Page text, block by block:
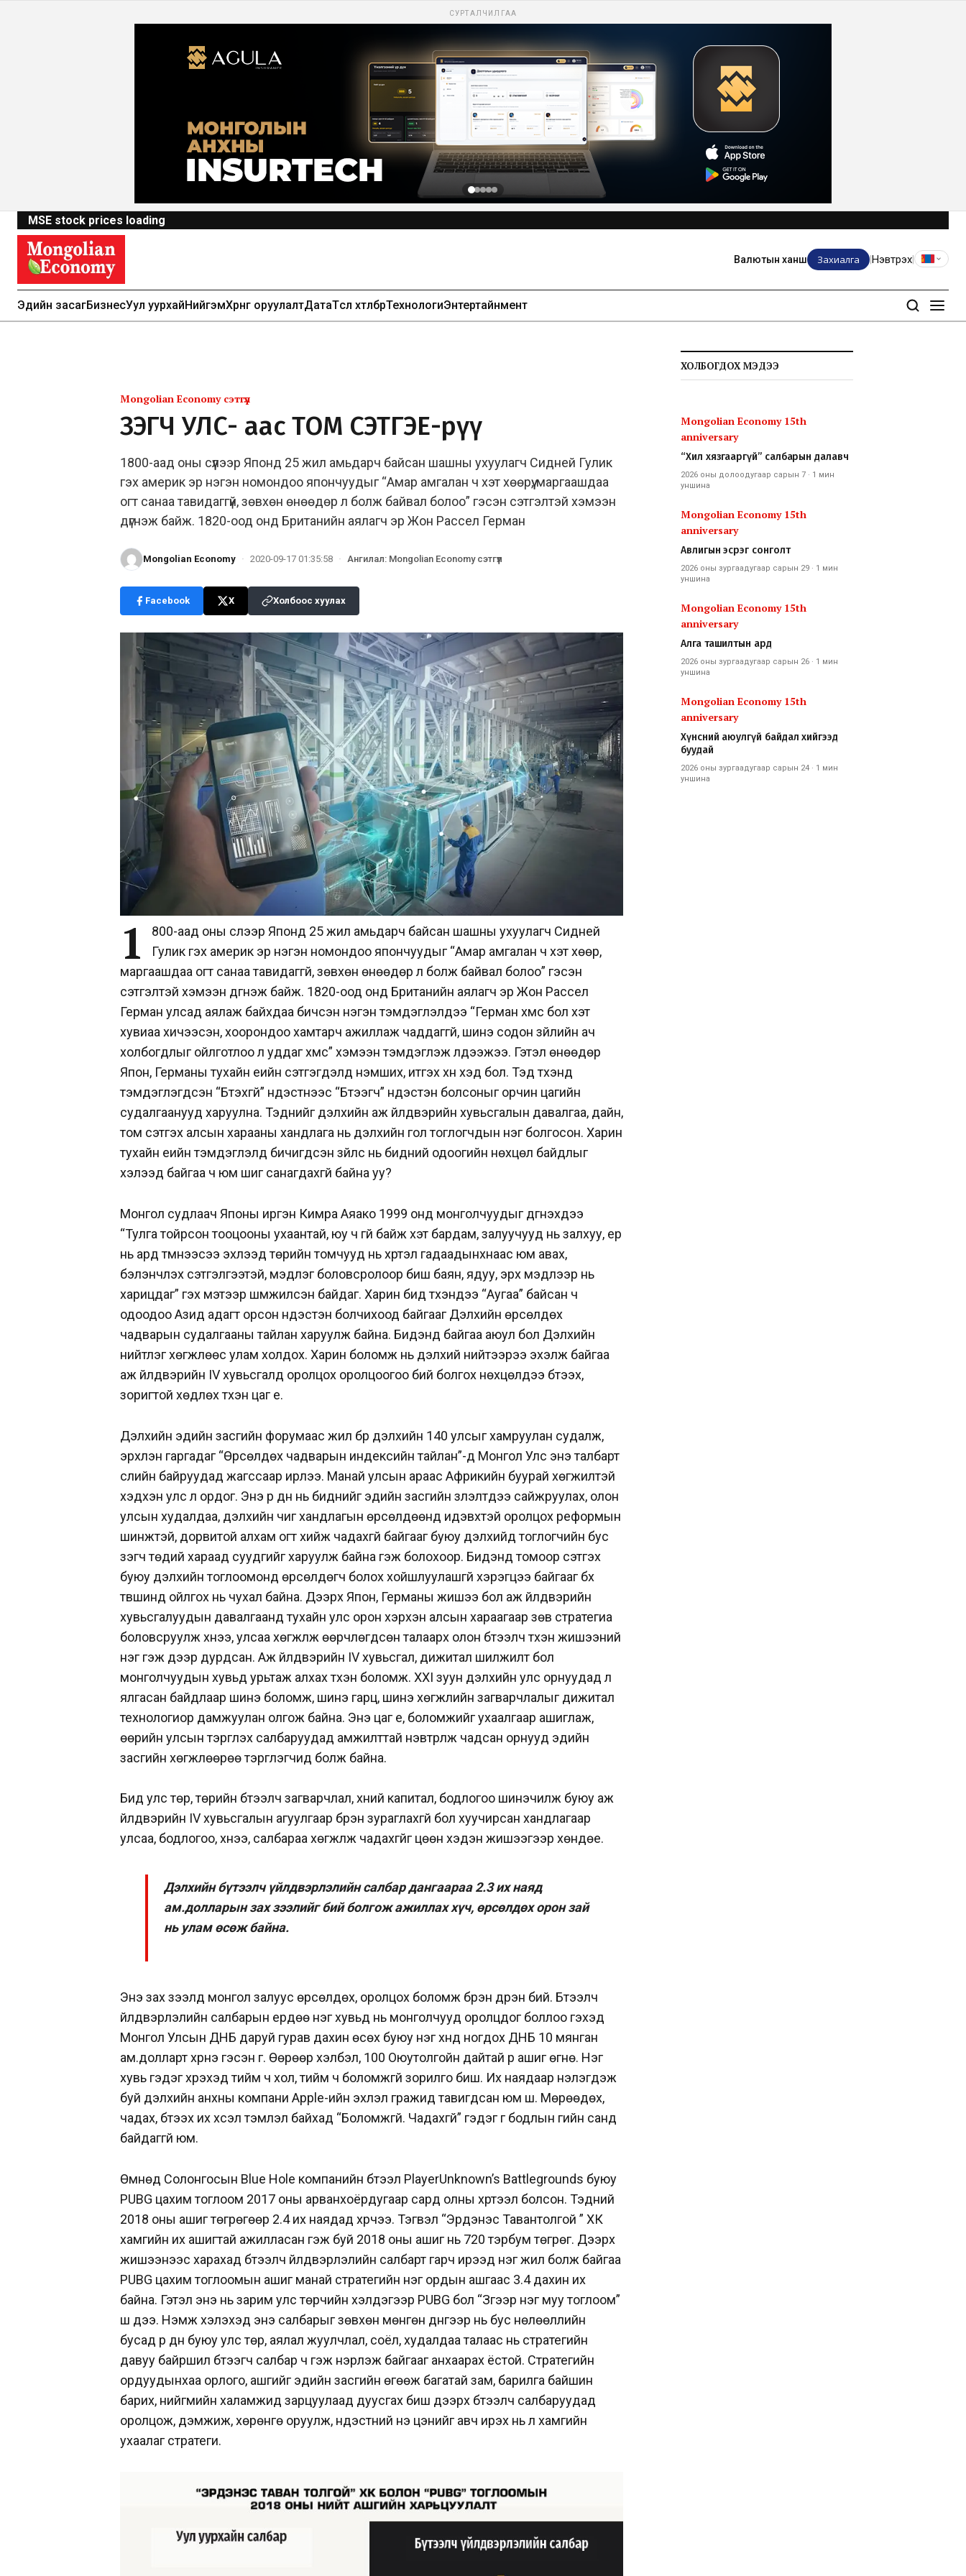
СУРТАЛЧИЛГАА
MSE stock prices loading
Валютын ханш Захиалга Нэвтрэх
Эдийн засагБизнесУул уурхайНийгэмХөрөнгө оруулалтДатаТөсөл хөтөлбөрТехнологиЭнтертайнмент
Mongolian Economy сэтгүүл
ҮЗЭГЧ УЛС- аас ТОМ СЭТГЭЕ-рүү
1800-аад оны сүүлээр Японд 25 жил амьдарч байсан шашны ухуулагч Сидней Гулик
гэх америк эр нэгэн номондоо япончуудыг “Амар амгалан ч хэт хөөрүү, маргаашдаа
огт санаа тавидаггүй, зөвхөн өнөөдөр л болж байвал болоо” гэсэн сэтгэлтэй хэмээн
дүгнэж байж. 1820-оод онд Британийн аялагч эр Жон Рассел Герман
Mongolian Economy · 2020-09-17 01:35:58 · Ангилал: Mongolian Economy сэтгүүл
Facebook X Холбоос хуулах
1
800-аад оны сүүлээр Японд 25 жил амьдарч байсан шашны ухуулагч Сидней
Гулик гэх америк эр нэгэн номондоо япончуудыг “Амар амгалан ч хэт хөөрүү,
маргаашдаа огт санаа тавидаггүй, зөвхөн өнөөдөр л болж байвал болоо” гэсэн
сэтгэлтэй хэмээн дүгнэж байж. 1820-оод онд Британийн аялагч эр Жон Рассел
Герман улсад аялаж байхдаа бичсэн нэгэн тэмдэглэлдээ “Герман хүмүүс бол хэт
хувиaа хичээсэн, хоорондоо хамтарч ажиллаж чаддаггүй, шинэ содон зүйлийн ач
холбогдлыг ойлготлоо л уддаг хүмүүс” хэмээн тэмдэглэж үлдээжээ. Гэтэл өнөөдөр
Япон, Германы тухайн үеийн сэтгэгдэлд үнэмших, итгэх хүн хэд бол. Тэд түүхэнд
тэмдэглэгдсэн “Бүтэхгүй” үндэстнээс “Бүтээгч” үндэстэн болсоныг орчин цагийн
судалгаанууд харуулна. Тэднийг дэлхийн аж үйлдвэрийн хувьсгалын давалгаа, дайн,
том сэтгэх алсын харааны хандлага нь дэлхийн гол тоглогчдын нэг болгосон. Харин
тухайн үеийн тэмдэглэлд бичигдсэн зүйлс нь бидний одоогийн нөхцөл байдлыг
хэлээд байгаа ч юм шиг санагдахгүй байна уу?
Монгол судлаач Японы иргэн Кимүра Аяако 1999 онд монголчуудыг дүгнэхдээ
“Тулга тойрсон тооцооны ухаантай, юу ч үгүй байж хэт бардам, залуучууд нь залхуу, ер
нь ард түмнээсээ эхлээд төрийн томчууд нь хүртэл гадаадынхнаас юм авах,
бэлэнчлэх сэтгэлгээтэй, мэдлэг боловсролоор биш баян, ядуу, эрх мэдлээр нь
харицдаг” гэх мэтээр шүүмжилсэн байдаг. Харин бид түүхэндээ “Аугаа” байсан ч
одоодоо Азид адагт орсон үндэстэн болчихоод байгааг Дэлхийн өрсөлдөх
чадварын судалгааны тайлан харуулж байна. Бидэнд байгаа аюул бол Дэлхийн
нийтлэг хөгжлөөс улам холдох. Харин боломж нь дэлхий нийтээрээ эхэлж байгаа
аж үйлдвэрийн IV хувьсгалд оролцох оролцоогоо бий болгох нөхцөлүүдээ бүтээх,
зоригтой хөдлөх түүхэн цаг үе.
Дэлхийн эдийн засгийн форумаас жил бүр дэлхийн 140 улсыг хамруулан судалж,
эрхлэн гаргадаг “Өрсөлдөх чадварын индексийн тайлан”-д Монгол Улс энэ талбарт
сүүлийн байруудад жагссаар ирлээ. Манай улсын араас Африкийн буурай хөгжилтэй
хэдхэн улс л ордог. Энэ үр дүн нь биднийг эдийн засгийн үзүүлэлтүүдээ сайжруулах, олон
улсын худалдаа, дэлхийн чиг хандлагын өрсөлдөөнд идэвхтэй оролцох реформын
шинжтэй, дорвитой алхам огт хийж чадахгүй байгааг буюу дэлхийд тоглогчийн бус
үзэгч төдий хараад суудгийг харуулж байна гэж болохоор. Бидэнд томоор сэтгэх
буюу дэлхийн тоглоомонд өрсөлдөгч болох хойшлуулашгүй хэрэгцээ байгааг бүх
түвшинд ойлгох нь чухал байна. Дээрх Япон, Германы жишээ бол аж үйлдвэрийн
хувьсгалуудын давалгаанд тухайн улс орон хэрхэн алсын хараагаар зөв стратегиа
боловсруулж хүнээ, улсаа хөгжүүлж өөрчлөгдсөн талаарх олон бүтээлч түүхэн жишээний
нэг гэж дээр дурдсан. Аж үйлдвэрийн IV хувьсгал, дижитал шилжилт бол
монголчуудын хувьд урьтаж алхах түүхэн боломж. XXI зуун дэлхийн улс орнуудад үл
ялгасан байдлаар шинэ боломж, шинэ гарц, шинэ хөгжлийн загварчлалыг дижитал
технологиор дамжуулан олгож байна. Энэ цаг үе, боломжийг ухаалгаар ашиглаж,
өөрийн улсын тэргүүлэх салбаруудад амжилттай нэвтрүүлж чадсан орнууд эдийн
засгийн хөгжлөөрөө тэргүүлэгчид болж байна.
Бид улс төр, төрийн бүтээлч загварчлал, хүний капитал, бодлогоо шинэчилж буюу аж
үйлдвэрийн IV хувьсгалын агуулгаар бүрэн зураглахгүй бол хуучирсан хандлагаар
улсаа, бодлогоо, хүнээ, салбараа хөгжүүлж чадахгүйг цөөн хэдэн жишээгээр хөндөе.
Дэлхийн бүтээлч үйлдвэрлэлийн салбар дангаараа 2.3 их наяд
ам.долларын зах зээлийг бий болгож ажиллах хүч, өрсөлдөх орон зай
нь улам өсөж байна.
Энэ зах зээлд монгол залуус өрсөлдөх, оролцох боломж бүрэн дүүрэн бий. Бүтээлч
үйлдвэрлэлийн салбарын ердөө нэг хувьд нь монголчууд оролцдог боллоо гэхэд
Монгол Улсын ДНБ даруй гурав дахин өсөх буюу нэг хүнд ногдох ДНБ 10 мянган
ам.долларт хүрнэ гэсэн үг. Өөрөөр хэлбэл, 100 Оюутолгойн дайтай үр ашиг өгнө. Нэг
хувь гэдэг хүрэхэд тийм ч хол, тийм ч боломжгүй зорилго биш. Их наядаар үнэлэгдэж
буй дэлхийн анхны компани Ap­ple-ийн эхлэл гражид тавигдсан юм шүү. Мөрөөдөх,
чадах, бүтээх их хүсэл тэмүүлэл байхад “Боломжгүй. Чадахгүй” гэдэг үг бодлын үгийн санд
байдаггүй юм.
Өмнөд Солонгосын Blue Hole компанийн бүтээл PlayerUnknown’s Battlegrounds буюу
PUBG цахим тоглоом 2017 оны арванхоёрдугаар сард олны хүртээл болсон. Тэдний
2018 оны ашиг төгрөгөөр 2.4 их наядад хүрчээ. Тэгвэл “Эрдэнэс Тавантолгой ” ХК
хамгийн их ашигтай ажилласан гэж буй 2018 оны ашиг нь 720 тэрбум төгрөг. Дээрх
жишээнээс харахад бүтээлч үйлдвэрлэлийн салбарт гарч ирээд нэг жил болж байгаа
PUBG цахим тоглоомын ашиг манай стратегийн нэг ордын ашгаас 3.4 дахин их
байна. Гэтэл энэ нь зарим улс төрчийн хэлдэгээр PUBG бол “Зүгээр нэг муу тоглоом”
шүү дээ. Нэмж хэлэхэд энэ салбарыг зөвхөн мөнгөн дүнгээр нь бус нөлөөллийн
бусад үр дүн буюу улс төр, аялал жуулчлал, соёл, худалдаа талаас нь стратегийн
давуу байршил бүтээгч салбар ч гэж нэрлэж байгааг анхаарах ёстой. Стратегийн
ордуудынхаа орлого, ашгийг эдийн засгийн өгөөж багатай зам, барилга байшин
барих, нийгмийн халамжид зарцуулаад дуусгах биш дээрх бүтээлч салбаруудад
оролцож, дэмжиж, хөрөнгө оруулж, үндэстний үнэ цэнийг авч ирэх нь л хамгийн
ухаалаг стратеги.
ХОЛБОГДОХ МЭДЭЭ
Mongolian Economy 15th
anniversary
“Хил хязгааргүй” салбарын далавч
2026 оны долоодугаар сарын 7 · 1 мин
уншина
Mongolian Economy 15th
anniversary
Авлигын эсрэг сонголт
2026 оны зургаадугаар сарын 29 · 1 мин
уншина
Mongolian Economy 15th
anniversary
Алга ташилтын ард
2026 оны зургаадугаар сарын 26 · 1 мин
уншина
Mongolian Economy 15th
anniversary
Хүнсний аюулгүй байдал хийгээд
буудай
2026 оны зургаадугаар сарын 24 · 1 мин
уншина